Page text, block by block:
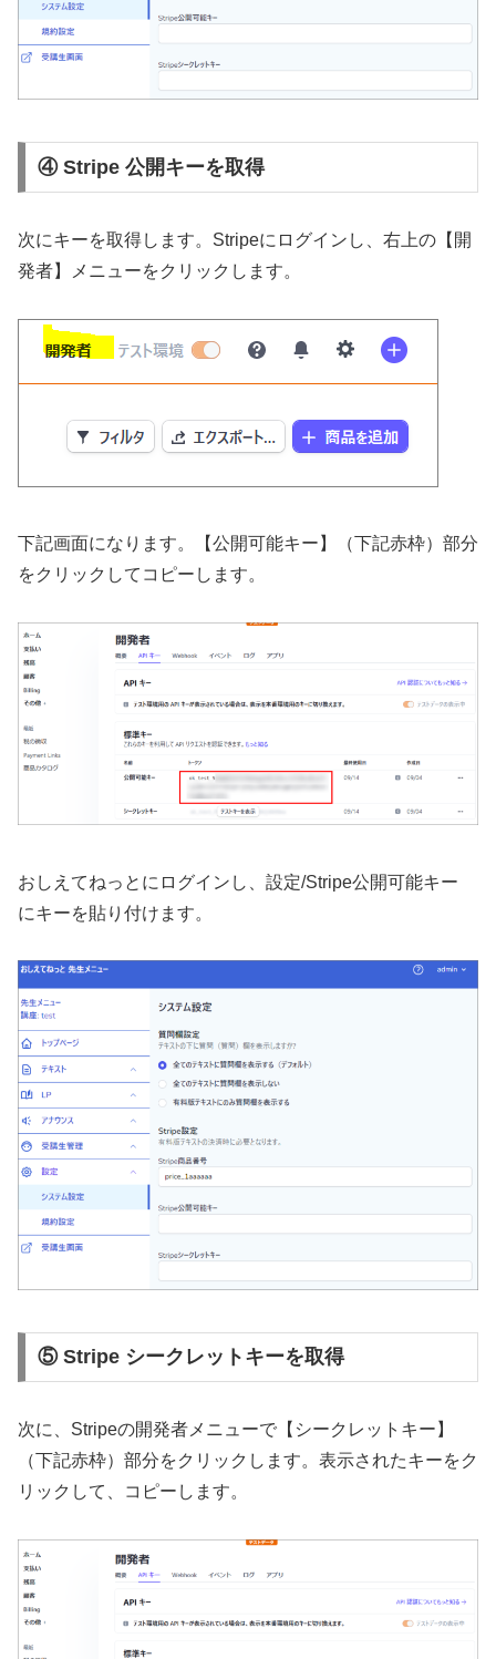
④ Stripe 公開キーを取得
次にキーを取得します。Stripeにログインし、右上の【開
発者】メニューをクリックします。
下記画面になります。【公開可能キー】（下記赤枠）部分
をクリックしてコピーします。
おしえてねっとにログインし、設定/Stripe公開可能キー
にキーを貼り付けます。
⑤ Stripe シークレットキーを取得
次に、Stripeの開発者メニューで【シークレットキー】
（下記赤枠）部分をクリックします。表示されたキーをク
リックして、コピーします。